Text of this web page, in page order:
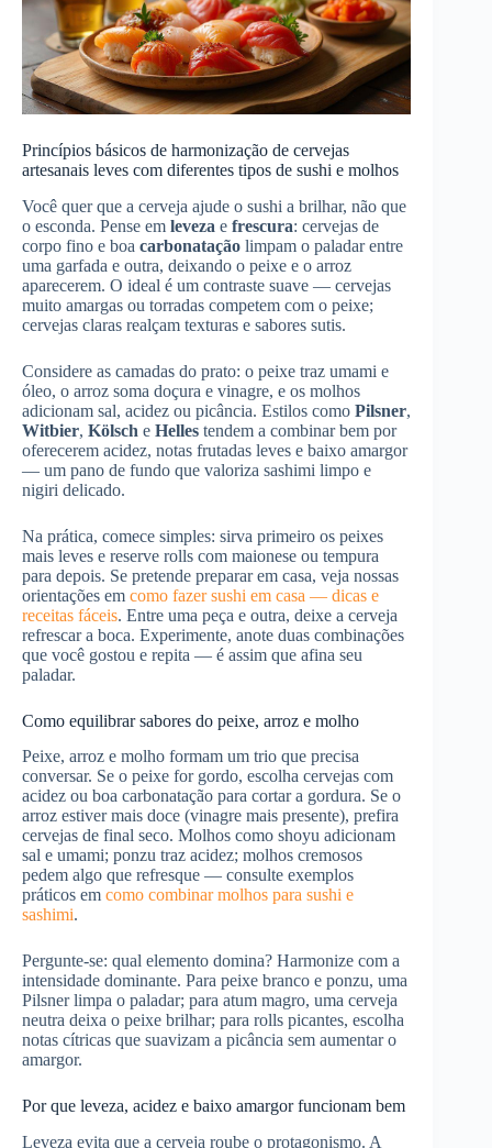
Princípios básicos de harmonização de cervejas
artesanais leves com diferentes tipos de sushi e molhos
Você quer que a cerveja ajude o sushi a brilhar, não que
o esconda. Pense em leveza e frescura: cervejas de
corpo fino e boa carbonatação limpam o paladar entre
uma garfada e outra, deixando o peixe e o arroz
aparecerem. O ideal é um contraste suave — cervejas
muito amargas ou torradas competem com o peixe;
cervejas claras realçam texturas e sabores sutis.
Considere as camadas do prato: o peixe traz umami e
óleo, o arroz soma doçura e vinagre, e os molhos
adicionam sal, acidez ou picância. Estilos como Pilsner,
Witbier, Kölsch e Helles tendem a combinar bem por
oferecerem acidez, notas frutadas leves e baixo amargor
— um pano de fundo que valoriza sashimi limpo e
nigiri delicado.
Na prática, comece simples: sirva primeiro os peixes
mais leves e reserve rolls com maionese ou tempura
para depois. Se pretende preparar em casa, veja nossas
orientações em como fazer sushi em casa — dicas e
receitas fáceis. Entre uma peça e outra, deixe a cerveja
refrescar a boca. Experimente, anote duas combinações
que você gostou e repita — é assim que afina seu
paladar.
Como equilibrar sabores do peixe, arroz e molho
Peixe, arroz e molho formam um trio que precisa
conversar. Se o peixe for gordo, escolha cervejas com
acidez ou boa carbonatação para cortar a gordura. Se o
arroz estiver mais doce (vinagre mais presente), prefira
cervejas de final seco. Molhos como shoyu adicionam
sal e umami; ponzu traz acidez; molhos cremosos
pedem algo que refresque — consulte exemplos
práticos em como combinar molhos para sushi e
sashimi.
Pergunte-se: qual elemento domina? Harmonize com a
intensidade dominante. Para peixe branco e ponzu, uma
Pilsner limpa o paladar; para atum magro, uma cerveja
neutra deixa o peixe brilhar; para rolls picantes, escolha
notas cítricas que suavizam a picância sem aumentar o
amargor.
Por que leveza, acidez e baixo amargor funcionam bem
Leveza evita que a cerveja roube o protagonismo. A